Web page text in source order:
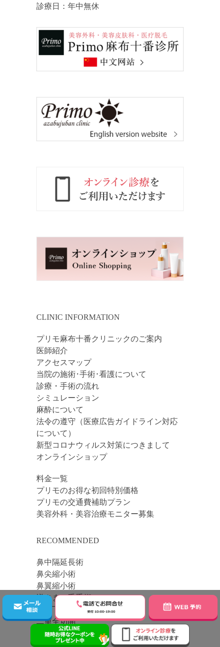
診療日：年中無休
CLINIC INFORMATION
プリモ麻布十番クリニックのご案内
医師紹介
アクセスマップ
当院の施術･手術･看護について
診療・手術の流れ
シミュレーション
麻酔について
法令の遵守（医療広告ガイドライン対応
について）
新型コロナウィルス対策につきまして
オンラインショップ
料金一覧
プリモのお得な初回特別価格
プリモの交通費補助プラン
美容外科・美容治療モニター募集
RECOMMENDED
鼻中隔延長術
鼻尖縮小術
鼻翼縮小術
逆さまつ毛手術
眼瞼下垂手術
二重全切開
豊胸術